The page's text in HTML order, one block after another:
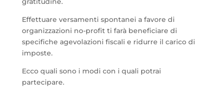
Effettuare versamenti spontanei a favore di
organizzazioni no-profit ti farà beneficiare di
specifiche agevolazioni fiscali e ridurre il carico di
imposte.
Ecco quali sono i modi con i quali potrai
partecipare.